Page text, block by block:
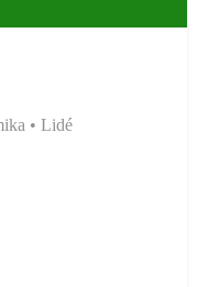
• Lidé